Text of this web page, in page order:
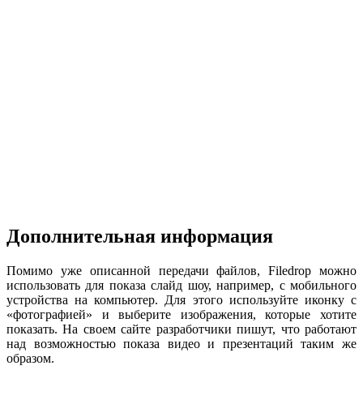
Дополнительная информация
Помимо уже описанной передачи файлов, Filedrop можно
использовать для показа слайд шоу, например, с мобильного
устройства на компьютер. Для этого используйте иконку с
«фотографией» и выберите изображения, которые хотите
показать. На своем сайте разработчики пишут, что работают
над возможностью показа видео и презентаций таким же
образом.